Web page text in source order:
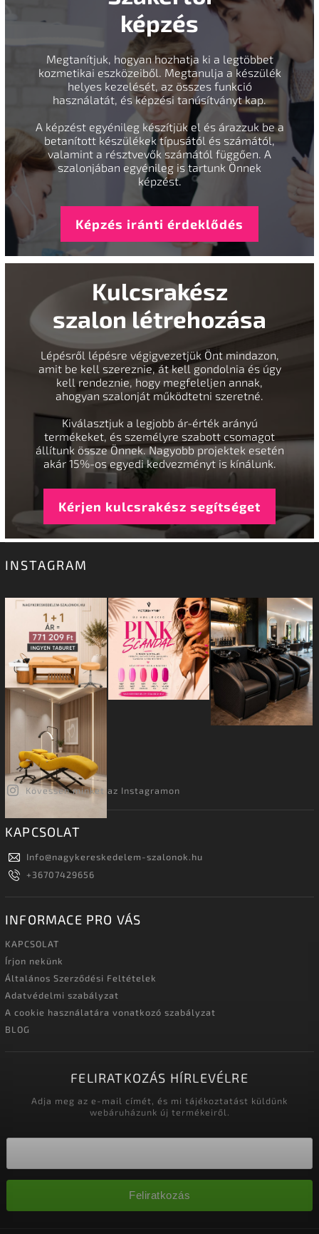
képzés
Megtanítjuk, hogyan hozhatja ki a legtöbbet
kozmetikai eszközeiből. Megtanulja a készülék
helyes kezelését, az összes funkció
használatát, és képzési tanúsítványt kap.
A képzést egyénileg készítjük el és árazzuk be a
betanított készülékek típusától és számától,
valamint a résztvevők számától függően. A
szalonjában egyénileg is tartunk Önnek
képzést.
Képzés iránti érdeklődés
Kulcsrakész
szalon létrehozása
Lépésről lépésre végigvezetjük Önt mindazon,
amit be kell szereznie, át kell gondolnia és úgy
kell rendeznie, hogy megfeleljen annak,
ahogyan szalonját működtetni szeretné.
Kiválasztjuk a legjobb ár-érték arányú
termékeket, és személyre szabott csomagot
állítunk össze Önnek. Nagyobb projektek esetén
akár 15%-os egyedi kedvezményt is kínálunk.
Kérjen kulcsrakész segítséget
INSTAGRAM
Kövessen minket az Instagramon
KAPCSOLAT
Info@nagykereskedelem-szalonok.hu
+36707429656
INFORMACE PRO VÁS
KAPCSOLAT
Írjon nekünk
Általános Szerződési Feltételek
Adatvédelmi szabályzat
A cookie használatára vonatkozó szabályzat
BLOG
FELIRATKOZÁS HÍRLEVÉLRE
Adja meg az e-mail címét, és mi tájékoztatást küldünk
webáruházunk új termékeiről.
Feliratkozás